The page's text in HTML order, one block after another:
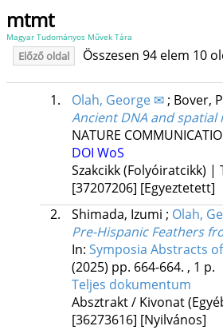
mtmt
Magyar Tudományos Művek Tára
Előző oldal Összesen 94 elem 10
1. Olah, George ✉; Bover,
Ancient DNA and
NATURE
DOI WoS
Szakcikk (Folyóiratcikk) |
[37207206] [Egyeztetett]
2.
Shimada, Izumi ; Olah,
Pre-Hispanic Feathers
In: Symposia Abstracts
(2025) pp. 664-664. , 1 p.
Teljes dokumentum
Absztrakt / Kivonat
[36273616] [Nyilvános]